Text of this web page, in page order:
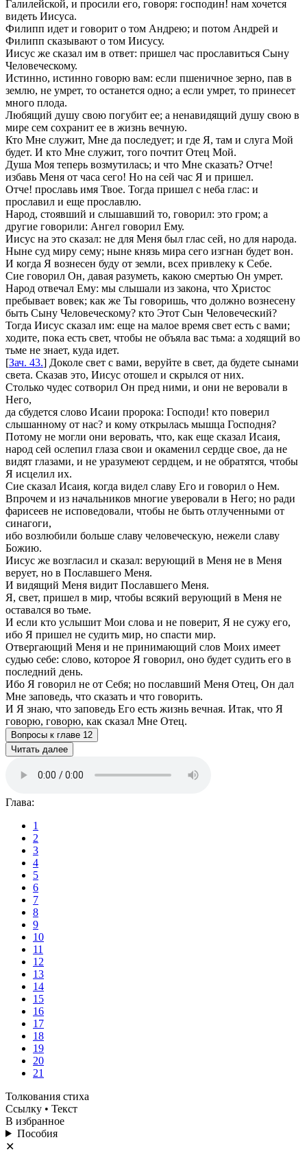
Галилейской, и просили его, говоря: господин! нам хочется
видеть Иисуса.
Филипп идет и говорит о том Андрею; и потом Андрей и
Филипп сказывают о том Иисусу.
Иисус же сказал им в ответ: пришел час прославиться Сыну
Человеческому.
Истинно, истинно говорю вам: если пшеничное зерно, пав в
землю, не умрет, то останется одно; а если умрет, то принесет
много плода.
Любящий душу свою погубит ее; а ненавидящий душу свою в
мире сем сохранит ее в жизнь вечную.
Кто Мне служит, Мне да последует; и где Я, там и слуга Мой
будет. И кто Мне служит, того почтит Отец Мой.
Душа Моя теперь возмутилась; и что Мне сказать? Отче!
избавь Меня от часа сего! Но на сей час Я и пришел.
Отче! прославь имя Твое. Тогда пришел с неба глас: и
прославил и еще прославлю.
Народ, стоявший и слышавший то, говорил: это гром; а
другие говорили: Ангел говорил Ему.
Иисус на это сказал: не для Меня был глас сей, но для народа.
Ныне суд миру сему; ныне князь мира сего изгнан будет вон.
И когда Я вознесен буду от земли, всех привлеку к Себе.
Сие говорил Он, давая разуметь, какою смертью Он умрет.
Народ отвечал Ему: мы слышали из закона, что Христос
пребывает вовек; как же Ты говоришь, что должно вознесену
быть Сыну Человеческому? кто Этот Сын Человеческий?
Тогда Иисус сказал им: еще на малое время свет есть с вами;
ходите, пока есть свет, чтобы не объяла вас тьма: а ходящий во
тьме не знает, куда идет.
[Зач. 43.] Доколе свет с вами, веруйте в свет, да будете сынами
света. Сказав это, Иисус отошел и скрылся от них.
Столько чудес сотворил Он пред ними, и они не веровали в
Него,
да сбудется слово Исаии пророка: Господи! кто поверил
слышанному от нас? и кому открылась мышца Господня?
Потому не могли они веровать, что, как еще сказал Исаия,
народ сей ослепил глаза свои и окаменил сердце свое, да не
видят глазами, и не уразумеют сердцем, и не обратятся, чтобы
Я исцелил их.
Сие сказал Исаия, когда видел славу Его и говорил о Нем.
Впрочем и из начальников многие уверовали в Него; но ради
фарисеев не исповедовали, чтобы не быть отлученными от
синагоги,
ибо возлюбили больше славу человеческую, нежели славу
Божию.
Иисус же возгласил и сказал: верующий в Меня не в Меня
верует, но в Пославшего Меня.
И видящий Меня видит Пославшего Меня.
Я, свет, пришел в мир, чтобы всякий верующий в Меня не
оставался во тьме.
И если кто услышит Мои слова и не поверит, Я не сужу его,
ибо Я пришел не судить мир, но спасти мир.
Отвергающий Меня и не принимающий слов Моих имеет
судью себе: слово, которое Я говорил, оно будет судить его в
последний день.
Ибо Я говорил не от Себя; но пославший Меня Отец, Он дал
Мне заповедь, что сказать и что говорить.
И Я знаю, что заповедь Его есть жизнь вечная. Итак, что Я
говорю, говорю, как сказал Мне Отец.
Вопросы к главе 12
Читать далее
Глава:
1
2
3
4
5
6
7
8
9
10
11
12
13
14
15
16
17
18
19
20
21
Толкования стиха
Ссылку • Текст
В избранное
Пособия
✕